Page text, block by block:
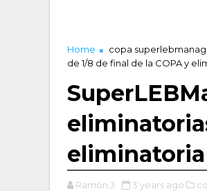
Home copa
de 1/8 de final de la COPA y
Ramón J. 3 years ago